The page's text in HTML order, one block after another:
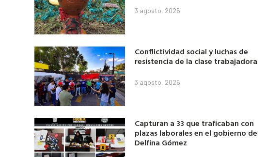
3 agosto, 2026
Conflictividad social y luchas de
resistencia de la clase trabajadora
3 agosto, 2026
Capturan a 33 que traficaban con
plazas laborales en el gobierno de
Delfina Gómez